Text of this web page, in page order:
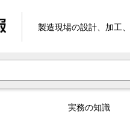
製造現場の設計、加工、
実務の知識